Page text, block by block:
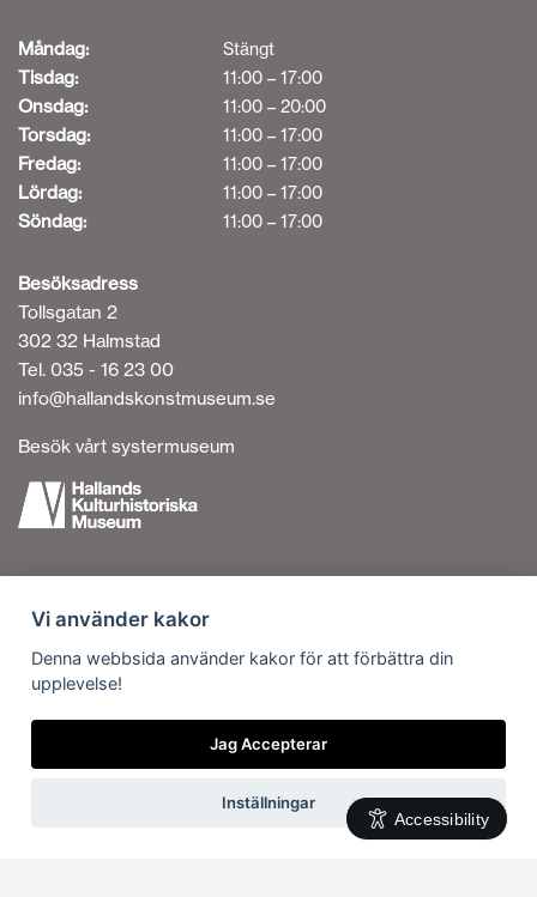
Måndag: Stängt
Tisdag: 11:00 – 17:00
Onsdag: 11:00 – 20:00
Torsdag: 11:00 – 17:00
Fredag: 11:00 – 17:00
Lördag: 11:00 – 17:00
Söndag: 11:00 – 17:00
Besöksadress
Tollsgatan 2
302 32 Halmstad
Tel. 035 - 16 23 00
info@hallandskonstmuseum.se
Besök vårt systermuseum
Personuppgiftshantering
Om cookies
Kontakta oss
Vi är en del av
Accessibility
Vi använder kakor
Denna webbsida använder kakor för att förbättra din
upplevelse!
Jag Accepterar
Inställningar